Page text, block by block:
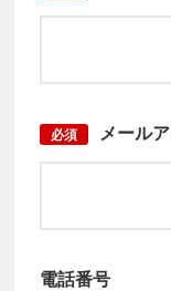
必須 メール
電話番号